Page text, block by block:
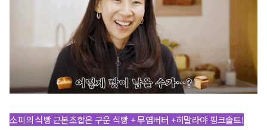
소피의 식빵 근본조합은 구운 식빵 + 무염버터 +히말라야 핑크솔트!